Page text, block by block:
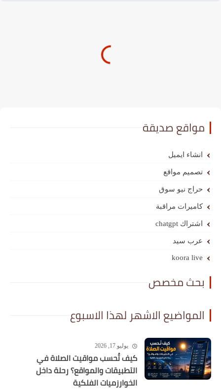
مواقع صديقة
انشاء ايميل
تصميم مواقع
حراج نيو سوق
كاميرات مراقبة
اشتراك chatgpt
عرب سيد
koora live
بحث مخصص
المواضيع الاشهر لهذا الاسبوع
يوليو 17, 2026
كيف تُحسب مواقيت الصلاة في
التطبيقات والمواقع؟ رحلة داخل
الخوارزميات الفلكية